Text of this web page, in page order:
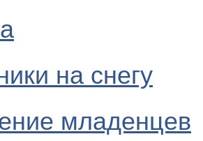
на снегу
младенцев